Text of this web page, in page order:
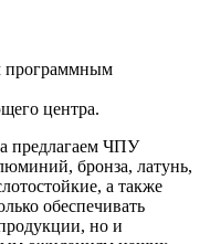
программным
центра.
предлагаем ЧПУ
бронза, латунь,
а также
обеспечивать
но и